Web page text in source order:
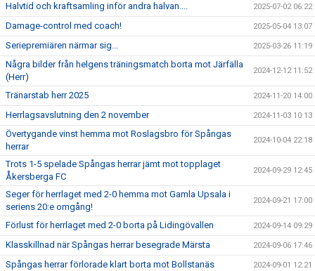
Halvtid och kraftsamling inför andra halvan.... 2025-07-02 06:22
Damage-control med coach! 2025-05-04 13:07
Seriepremiären närmar sig... 2025-03-26 11:19
Några bilder från helgens träningsmatch borta mot Järfälla
(Herr)
2024-12-12 11:52
Tränarstab herr 2025 2024-11-20 14:00
Herrlagsavslutning den 2 november 2024-11-03 10:13
Övertygande vinst hemma mot Roslagsbro för Spångas
herrar
2024-10-04 22:18
Trots 1-5 spelade Spångas herrar jämt mot topplaget
Åkersberga FC
2024-09-29 12:45
Seger för herrlaget med 2-0 hemma mot Gamla Upsala i
seriens 20:e omgång!
2024-09-21 17:00
Förlust för herrlaget med 2-0 borta på Lidingövallen 2024-09-14 09:29
Klasskillnad när Spångas herrar besegrade Märsta 2024-09-06 17:46
Spångas herrar förlorade klart borta mot Bollstanäs 2024-09-01 12:21